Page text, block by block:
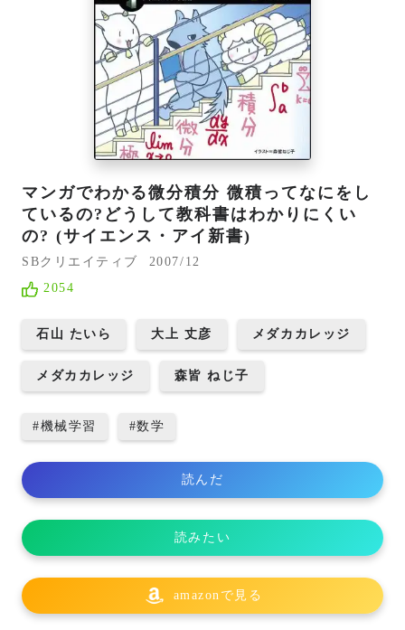
マンガでわかる微分積分 微積ってなにをし
ているの?どうして教科書はわかりにくい
の? (サイエンス・アイ新書)
SBクリエイティブ
2007/12
2054
石山 たいら 大上 丈彦 メダカカレッジ
メダカカレッジ 森皆 ねじ子
#機械学習 #数学
読んだ
読みたい
amazonで見る